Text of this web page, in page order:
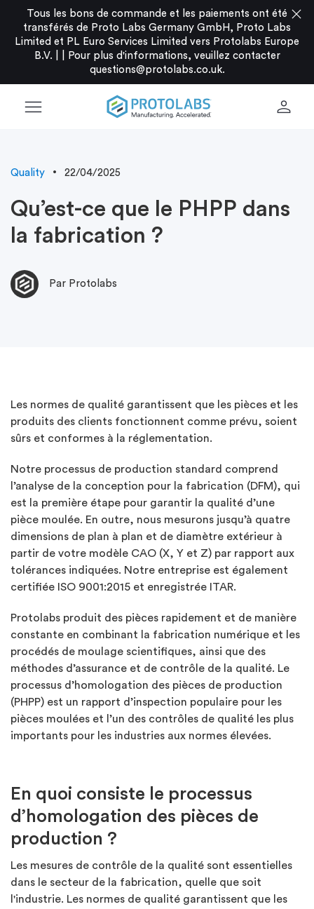
Tous les bons de commande et les paiements ont été
transférés de Proto Labs Germany GmbH, Proto Labs
Limited et PL Euro Services Limited vers Protolabs Europe
B.V. |
Pour plus d'informations, veuillez contacter
questions@protolabs.co.uk.
close
menu person
Quality 22/04/2025
Qu’est-ce que le PHPP dans
la fabrication ?
Par Protolabs
Les normes de qualité garantissent que les pièces et les
produits des clients fonctionnent comme prévu, soient
sûrs et conformes à la réglementation.
Notre processus de production standard comprend
l’analyse de la conception pour la fabrication (DFM), qui
est la première étape pour garantir la qualité d’une
pièce moulée. En outre, nous mesurons jusqu’à quatre
dimensions de plan à plan et de diamètre extérieur à
partir de votre modèle CAO (X, Y et Z) par rapport aux
tolérances indiquées. Notre entreprise est également
certifiée ISO 9001:2015 et enregistrée ITAR.
Protolabs produit des pièces rapidement et de manière
constante en combinant la fabrication numérique et les
procédés de moulage scientifiques, ainsi que des
méthodes d’assurance et de contrôle de la qualité. Le
processus d’homologation des pièces de production
(PHPP) est un rapport d’inspection populaire pour les
pièces moulées et l’un des contrôles de qualité les plus
importants pour les industries aux normes élevées.
En quoi consiste le processus
d’homologation des pièces de
production ?
Les mesures de contrôle de la qualité sont essentielles
dans le secteur de la fabrication, quelle que soit
l'industrie. Les normes de qualité garantissent que les